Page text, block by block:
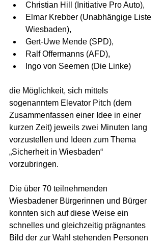
Christian Hill (Initiative Pro Auto),
Elmar Krebber (Unabhängige Liste
Wiesbaden),
Gert-Uwe Mende (SPD),
Ralf Offermanns (AFD),
Ingo von Seemen (Die Linke)
die Möglichkeit, sich mittels
sogenanntem Elevator Pitch (dem
Zusammenfassen einer Idee in einer
kurzen Zeit) jeweils zwei Minuten lang
vorzustellen und Ideen zum Thema
„Sicherheit in Wiesbaden“
vorzubringen.
Die über 70 teilnehmenden
Wiesbadener Bürgerinnen und Bürger
konnten sich auf diese Weise ein
schnelles und gleichzeitig prägnantes
Bild der zur Wahl stehenden Personen